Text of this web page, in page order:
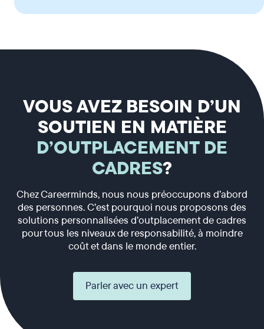
VOUS AVEZ BESOIN D’UN
SOUTIEN EN MATIÈRE
D’OUTPLACEMENT DE
CADRES?
Chez Careerminds, nous nous préoccupons d’abord
des personnes. C’est pourquoi nous proposons des
solutions personnalisées d’outplacement de cadres
pour tous les niveaux de responsabilité, à moindre
coût et dans le monde entier.
Parler avec un expert